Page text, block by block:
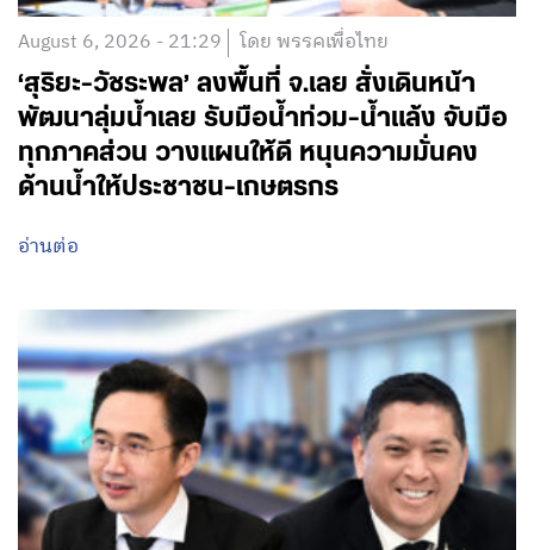
August 6, 2026 - 21:29 โดย พรรคเพื่อไทย
‘สุริยะ-วัชระพล’ ลงพื้นที่ จ.เลย สั่งเดินหน้า
พัฒนาลุ่มน้ำเลย รับมือน้ำท่วม-น้ำแล้ง จับมือ
ทุกภาคส่วน วางแผนให้ดี หนุนความมั่นคง
ด้านน้ำให้ประชาชน-เกษตรกร
อ่านต่อ